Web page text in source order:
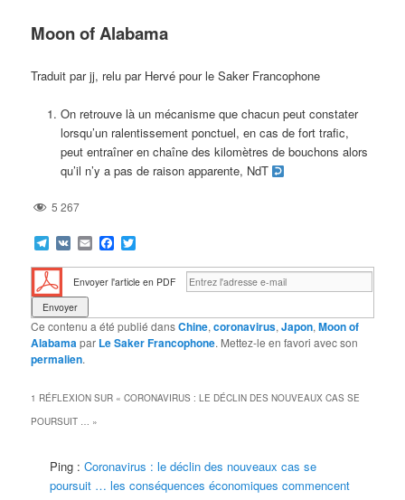
Moon of Alabama
Traduit par jj, relu par Hervé pour le Saker Francophone
On retrouve là un mécanisme que chacun peut constater
lorsqu’un ralentissement ponctuel, en cas de fort trafic,
peut entraîner en chaîne des kilomètres de bouchons alors
qu’il n’y a pas de raison apparente, NdT
5 267
Telegram
VK EmailFacebook
Envoyer l'article en PDF
Ce contenu a été publié dansChine,coronavirus,Japon,Moon of
Alabamapar Le Saker Francophone. Mettez-le en favori avec son
permalien.
1 RÉFLEXION SUR «CORONAVIRUS : LE DÉCLIN DES NOUVEAUX CAS SE
POURSUIT … »
Ping :Coronavirus : le déclin des nouveaux cas se
poursuit … les conséquences économiques commencent